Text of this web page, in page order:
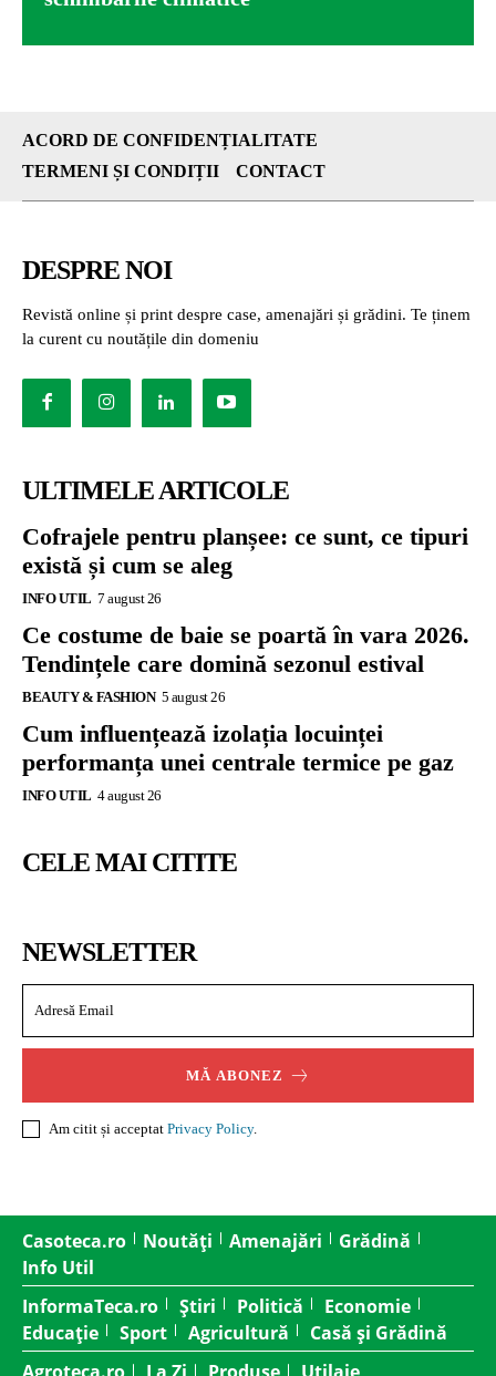
ACORD DE CONFIDENȚIALITATE
TERMENI ȘI CONDIȚII
CONTACT
DESPRE NOI
Revistă online și print despre case, amenajări și grădini. Te ținem
la curent cu noutățile din domeniu
ULTIMELE ARTICOLE
Cofrajele pentru planșee: ce sunt, ce tipuri
există și cum se aleg
INFO UTIL 7 august 26
Ce costume de baie se poartă în vara 2026.
Tendințele care domină sezonul estival
BEAUTY & FASHION 5 august 26
Cum influențează izolația locuinței
performanța unei centrale termice pe gaz
INFO UTIL 4 august 26
CELE MAI CITITE
NEWSLETTER
MĂ ABONEZ
Am citit și acceptat Privacy Policy.
Casoteca.ro Noutăți Amenajări
Grădină
Info Util
InformaTeca.ro
Știri Politică
Economie
Educație
Sport Agricultură
Casă și Grădină